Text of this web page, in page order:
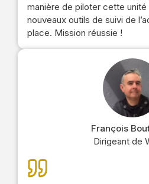
manière de piloter cette
nouveaux outils de suivi de
place. Mission réussie !
François
Dirigeant de